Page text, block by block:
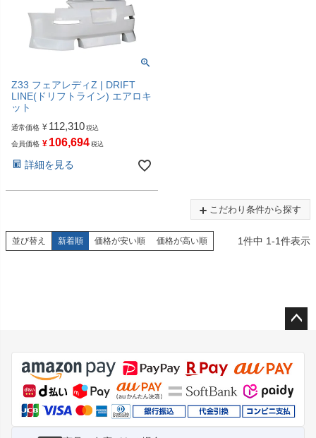
Z33 フェアレディZ | DRIFT
LINE(ドリフトライン) エアロキ
ット
通常価格 ¥ 112,310 税込
会員価格 ¥ 106,694 税込
詳細を見る
こだわり条件から探す
並び替え 新着順 価格が安い順 価格が高い順 1件中 1-1件表示
ジト
ップ
へ